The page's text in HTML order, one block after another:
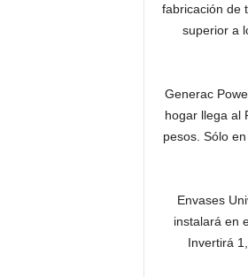
fabricación de
superior a
Generac
hogar llega al
pesos. Sólo
Envases
instalará en
Invertirá